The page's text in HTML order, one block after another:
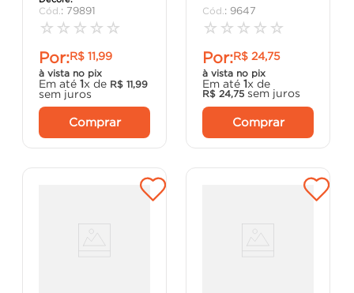
: 79891
☆ ☆ ☆ ☆ ☆
Por:R$ 11,99
à vista no pix
Em até 1x de R$ 11,99
sem juros
Comprar
: 9647
☆ ☆ ☆ ☆ ☆
Por:R$ 24,75
à vista no pix
Em até 1x de
R$ 24,75 sem juros
Comprar